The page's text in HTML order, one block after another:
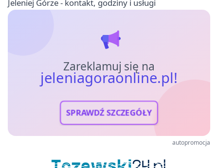
Jeleniej Górze - kontakt, godziny i usługi
Zareklamuj się na
jeleniagoraonline.pl!
SPRAWDŹ SZCZEGÓŁY
autopromocja